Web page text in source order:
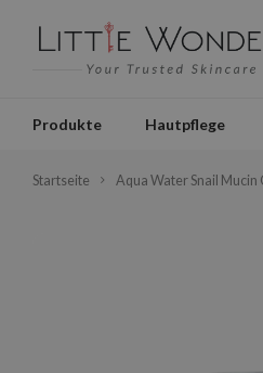
Produkte Hautpflege
Startseite Aqua Water Snail Mucin